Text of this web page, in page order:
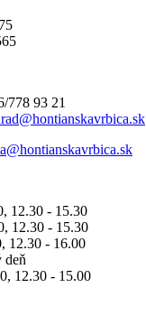
778 93 21
12.30 - 15.30
12.30 - 15.30
12.30 - 16.00
deň
12.30 - 15.00